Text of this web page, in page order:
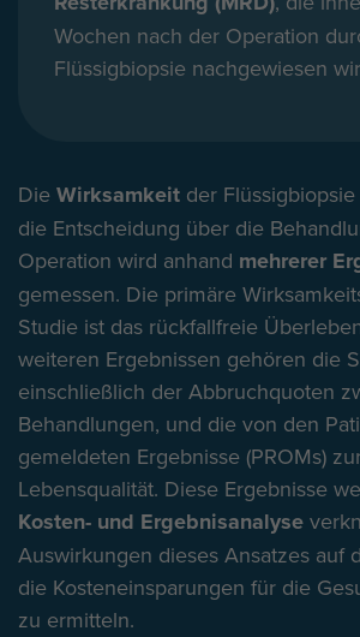
Wochen nach der Operation
Flüssigbiopsie nachgewiesen
Die Wirksamkeit der
die Entscheidung über die
Operation wird anhand mehrerer
gemessen. Die primäre
Studie ist das rückfallfreie
weiteren Ergebnissen gehören die
einschließlich der Abbruchquoten
Behandlungen, und die von den
gemeldeten Ergebnisse (PROMs)
Lebensqualität. Diese Ergebnisse
Kosten- und Ergebnisanalyse
Auswirkungen dieses Ansatzes auf
die Kosteneinsparungen für die
zu ermitteln.